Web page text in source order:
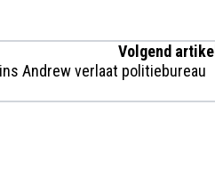
Volgend artikel
Andrew verlaat politiebureau